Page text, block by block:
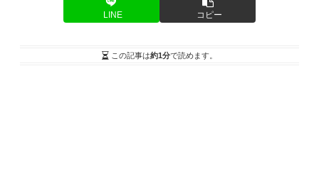
LINE コピー
この記事は約1分で読めます。